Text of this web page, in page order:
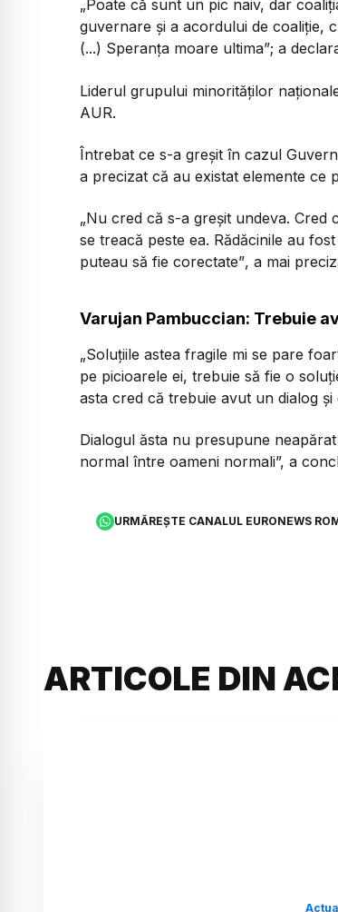
„Poate că sunt un pic naiv, dar
guvernare și a acordului de coaliție,
(...) Speranța moare ultima”; a
Liderul grupului minorităților
AUR.
Întrebat ce s-a greșit în cazul
a precizat că au existat elemente ce
„Nu cred că s-a greșit undeva. Cred
se treacă peste ea. Rădăcinile au
puteau să fie corectate”, a mai
Varujan Pambuccian: Trebuie
„Soluțiile astea fragile mi se pare
pe picioarele ei, trebuie să fie o
asta cred că trebuie avut un dialog și
Dialogul ăsta nu presupune
normal între oameni normali”, a
URMĂREȘTE CANALUL EURONEWS
ARTICOLE DIN